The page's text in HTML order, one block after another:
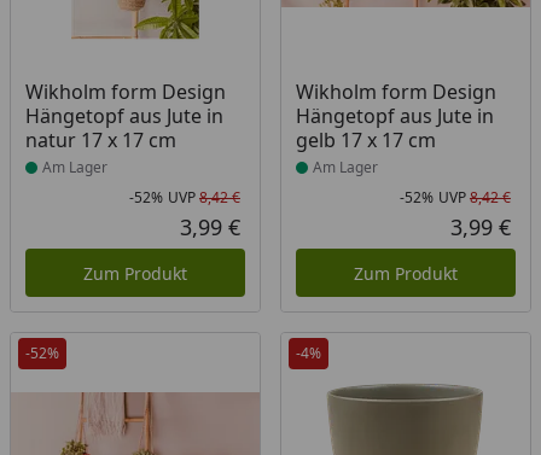
Wikholm form Design
Hängetopf aus Jute in
natur 17 x 17 cm
Produkt am Lager
Am Lager
Rabatt in Prozent
-52%
Ursprünglicher Preis
UVP8,42 €
Aktueller Preis
3,99 €
Zum Produkt
Wikholm form Design
Hängetopf aus Jute in
gelb 17 x 17 cm
Produkt am Lager
Am Lager
-52% UVP8,42 €
3,99 €
Zum Produkt
-52% -4%